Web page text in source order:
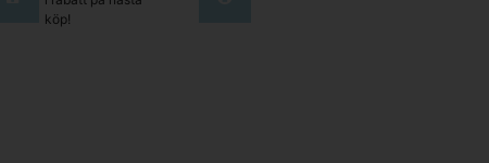
köp!